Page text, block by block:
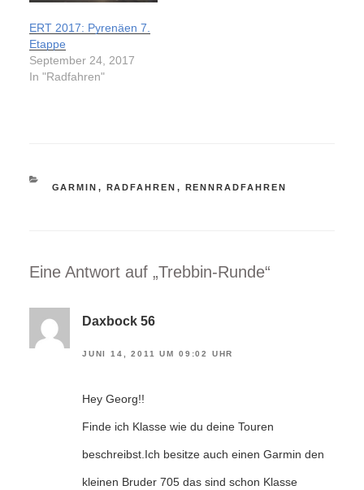
ERT 2017: Pyrenäen 7.
Etappe
September 24, 2017
In "Radfahren"
KATEGORIEN
GARMIN , RADFAHREN , RENNRADFAHREN
Eine Antwort auf „Trebbin-Runde“
Daxbock 56
JUNI 14, 2011 UM 09:02 UHR
Hey Georg!!
Finde ich Klasse wie du deine Touren
beschreibst.Ich besitze auch einen Garmin den
kleinen Bruder 705 das sind schon Klasse